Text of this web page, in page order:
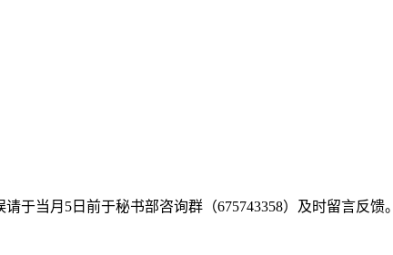
于当月5日前于秘书部咨询群（675743358）及时留言反馈。